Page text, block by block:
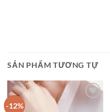
SẢN PHẨM TƯƠNG TỰ
-12%